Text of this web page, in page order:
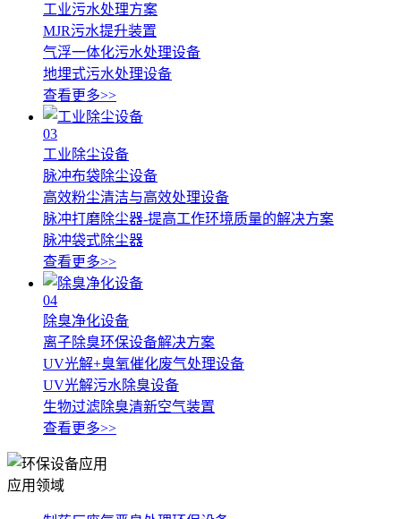
工业污水处理方案
MJR污水提升装置
气浮一体化污水处理设备
地埋式污水处理设备
查看更多>>
03
工业除尘设备
脉冲布袋除尘设备
高效粉尘清洁与高效处理设备
脉冲打磨除尘器-提高工作环境质量的解决方案
脉冲袋式除尘器
查看更多>>
04
除臭净化设备
离子除臭环保设备解决方案
UV光解+臭氧催化废气处理设备
UV光解污水除臭设备
生物过滤除臭清新空气装置
查看更多>>
应用领域